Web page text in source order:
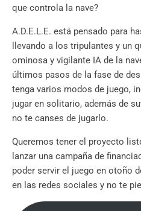
que controla la nave?
A.D.E.L.E. está pensado para
llevando a los tripulantes y un
ominosa y vigilante IA de la
últimos pasos de la fase de
tenga varios modos de juego,
jugar en solitario, además de
no te canses de jugarlo.
Queremos tener el proyecto
lanzar una campaña de
poder servir el juego en otoño
en las redes sociales y no te